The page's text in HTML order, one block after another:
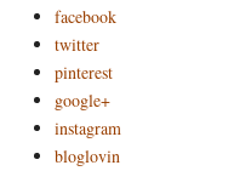
facebook
twitter
pinterest
google+
instagram
bloglovin